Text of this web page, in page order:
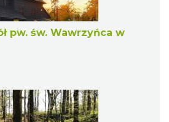
pw. św. Wawrzyńca w